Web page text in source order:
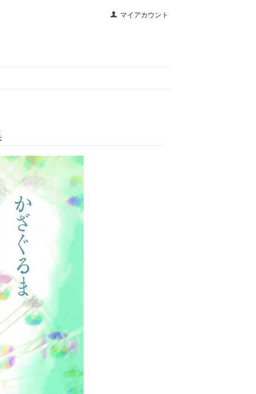
マイアカウント